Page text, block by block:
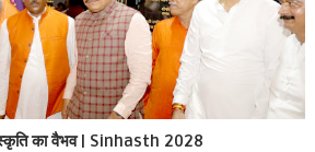
का वैभव | Sinhasth 2028